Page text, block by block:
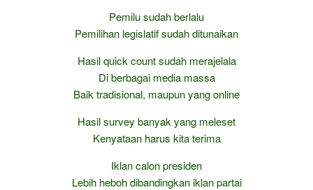
Pemilu sudah berlalu
Pemilihan legislatif sudah ditunaikan
Hasil quick count sudah merajelala
Di berbagai media massa
Baik tradisional, maupun yang online
Hasil survey banyak yang meleset
Kenyataan harus kita terima
Iklan calon presiden
Lebih heboh dibandingkan iklan partai